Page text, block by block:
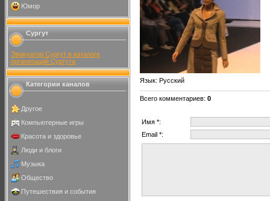
Юмор
Сургут
Эвакуатор Сургут в каталоге
организаций Сургута
Категории каналов
Другое
Компьютерные игры
Красота и здоровье
Люди и блоги
Музыка
Общество
Путешествия и события
Язык: Русский
Всего комментариев: 0
Имя *:
Email *: